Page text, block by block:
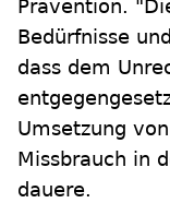
Prävention.
Bedürfnisse
dass dem
Umsetzung
Missbrauch in
dauere.